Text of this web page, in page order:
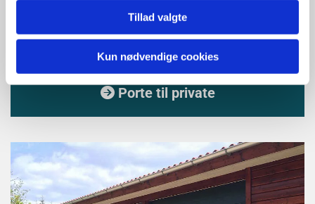
Tillad valgte
Kun nødvendige cookies
Porte til private